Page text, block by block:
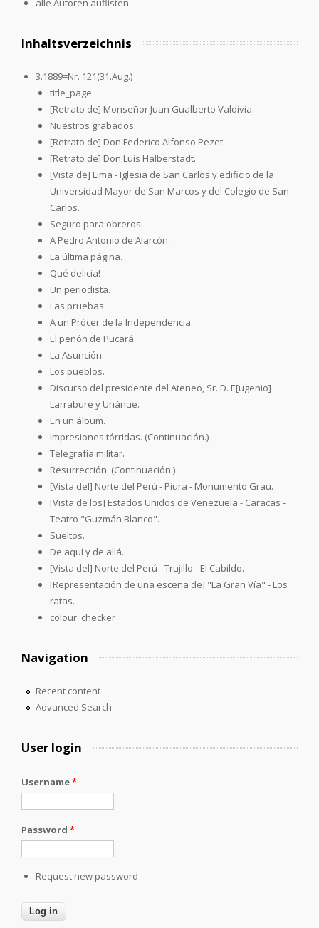
Inhaltsverzeichnis
3.1889=Nr. 121(31.Aug.)
title_page
[Retrato de] Monseñor Juan Gualberto Valdivia.
Nuestros grabados.
[Retrato de] Don Federico Alfonso Pezet.
[Retrato de] Don Luis Halberstadt.
[Vista de] Lima - Iglesia de San Carlos y edificio de la
Universidad Mayor de San Marcos y del Colegio de San
Carlos.
Seguro para obreros.
A Pedro Antonio de Alarcón.
La última página.
Qué delicia!
Un periodista.
Las pruebas.
A un Prócer de la Independencia.
El peñón de Pucará.
La Asunción.
Los pueblos.
Discurso del presidente del Ateneo, Sr. D. E[ugenio]
Larrabure y Unánue.
En un álbum.
Impresiones tórridas. (Continuación.)
Telegrafía militar.
Resurrección. (Continuación.)
[Vista del] Norte del Perú - Piura - Monumento Grau.
[Vista de los] Estados Unidos de Venezuela - Caracas -
Teatro "Guzmán Blanco".
Sueltos.
De aquí y de allá.
[Vista del] Norte del Perú - Trujillo - El Cabildo.
[Representación de una escena de] "La Gran Vía" - Los
ratas.
colour_checker
Navigation
Recent content
Advanced Search
User login
Username*
Password *
Request new password